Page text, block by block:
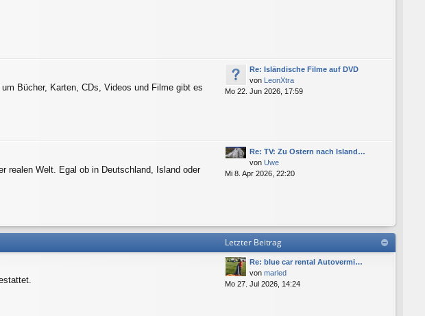
Bücher, Karten, CDs, Videos und Filme gibt es
Re: Isländische Filme auf DVD
von LeonXtra
Mo 22. Jun 2026, 17:59
realen Welt. Egal ob in Deutschland, Island oder
Re: TV: Zu Ostern nach Island…
von Uwe
Mi 8. Apr 2026, 22:20
Letzter Beitrag
Re: blue car rental Autovermi…
von marled
Mo 27. Jul 2026, 14:24